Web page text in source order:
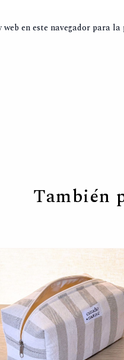
en este navegador para la
También